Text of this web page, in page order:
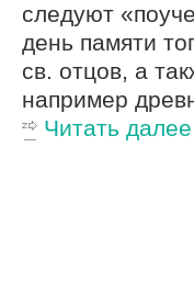
следуют
день памяти
св. отцов, а
например
Читать